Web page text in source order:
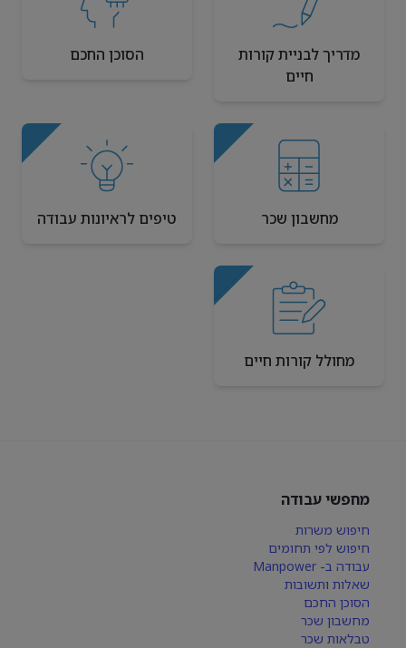
מדריך לבניית קורות
חיים
הסוכן החכם
מחשבון שכר טיפים לראיונות עבודה
מחולל קורות חיים
מחפשי עבודה
חיפוש משרות
חיפוש לפי תחומים
עבודה ב- Manpower
שאלות ותשובות
הסוכן החכם
מחשבון שכר
טבלאות שכר